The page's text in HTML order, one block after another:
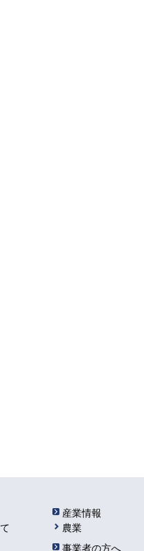
産業情報
農業
事業者の方へ